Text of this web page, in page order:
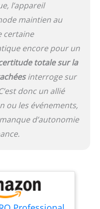
de 155 à
ce cuiseur à riz est
efficace
jusqu'à 30
portions de
45
l’appareil
maintien au
certaine
encore pour un
totale sur la
interroge sur
donc un allié
ou les événements,
d’autonomie